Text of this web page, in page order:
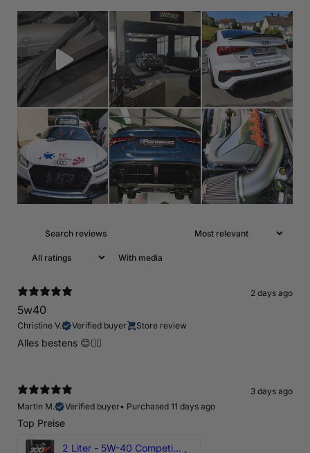
With media
2 days ago
5w40
Christine V. Verified buyer Store review
Alles bestens 😊👍🏻
3 days ago
Martin M.
Verified buyer• Purchased 11 days ago
Top Preise
2 Liter - 5W-40 Competition 300V Motul Motoröl